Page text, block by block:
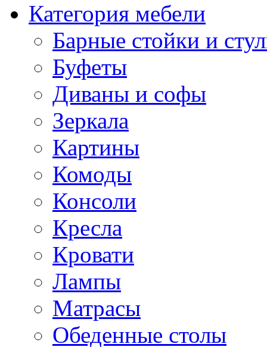
Категория мебели
Барные стойки и
Буфеты
Диваны и софы
Зеркала
Картины
Комоды
Консоли
Кресла
Кровати
Лампы
Матрасы
Обеденные столы